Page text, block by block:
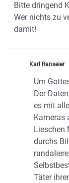
Bitte dringend
Wer nichts zu
damit!
Karl Ranseier
Um
Der
es mit
Kameras
Lieschen
durchs
Täter